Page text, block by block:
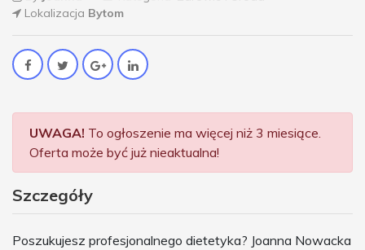
Lokalizacja Bytom
UWAGA! To ogłoszenie ma więcej niż 3 miesiące.
Oferta może być już nieaktualna!
Szczegóły
Poszukujesz profesjonalnego dietetyka? Joanna Nowacka